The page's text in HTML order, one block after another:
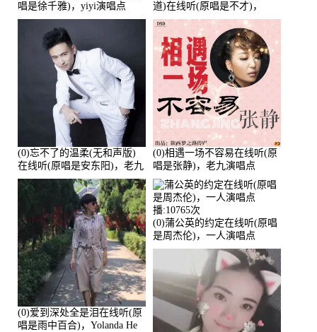
唱是徐千雅)，yiyi演唱点
播:21991次
道)在线听(原唱是不才)，
HGBai演唱点播:19428次
(0)忘不了的温柔(无和声版)
在线听(原唱是安东阳)，老九
演唱点播:17392次
(0)相遇一场不容易在线听(原
唱是张静)，老九演唱点
播:11453次
(0)爱到深处全是泪在线听(原
唱是雨中百合)，Yolanda He
(0)蒲公英的约定在线听(原唱
是周杰伦)，一人演唱点
播:10765次